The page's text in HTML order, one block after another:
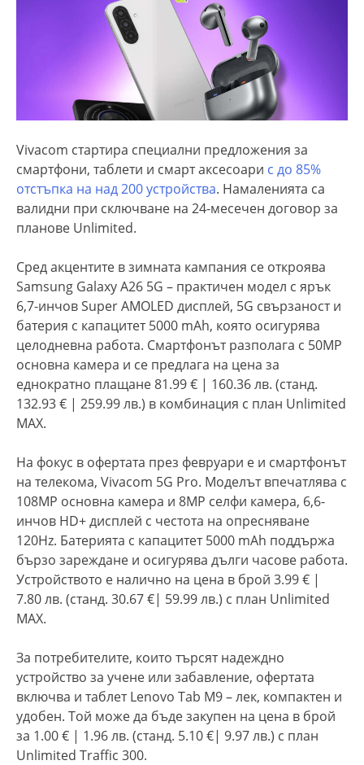
Vivacom стартира специални предложения за
смартфони, таблети и смарт аксесоари с до 85%
отстъпка на над 200 устройства. Намаленията са
валидни при сключване на 24-месечен договор за
планове Unlimited.
Сред акцентите в зимната кампания се откроява
Samsung Galaxy A26 5G – практичен модел с ярък
6,7-инчов Super AMOLED дисплей, 5G свързаност и
батерия с капацитет 5000 mAh, която осигурява
целодневна работа. Смартфонът разполага с 50MP
основна камера и се предлага на цена за
еднократно плащане 81.99 € | 160.36 лв. (станд.
132.93 € | 259.99 лв.) в комбинация с план Unlimited
MAX.
На фокус в офертата през февруари е и смартфонът
на телекома, Vivacom 5G Pro. Моделът впечатлява с
108MP основна камера и 8MP селфи камера, 6,6-
инчов HD+ дисплей с честота на опресняване
120Hz. Батерията с капацитет 5000 mAh поддържа
бързо зареждане и осигурява дълги часове работа.
Устройството е налично на цена в брой 3.99 € |
7.80 лв. (станд. 30.67 €| 59.99 лв.) с план Unlimited
MAX.
За потребителите, които търсят надеждно
устройство за учене или забавление, офертата
включва и таблет Lenovo Tab M9 – лек, компактен и
удобен. Той може да бъде закупен на цена в брой
за 1.00 € | 1.96 лв. (станд. 5.10 €| 9.97 лв.) с план
Unlimited Traffic 300.